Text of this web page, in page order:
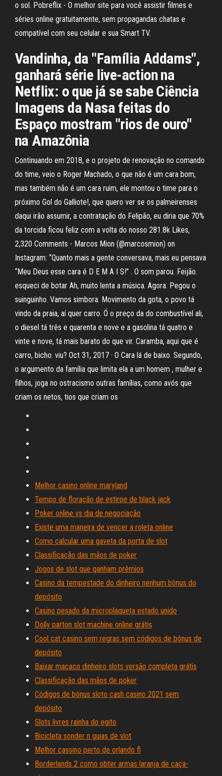
o sol. Pobreflix - O melhor site para você assistir filmes e
séries online gratuitamente, sem propagandas chatas e
compatível com seu celular e sua Smart TV.
Vandinha, da "Família Addams",
ganhará série live-action na
Netflix: o que já se sabe Ciência
Imagens da Nasa feitas do
Espaço mostram "rios de ouro"
na Amazônia
Continuando em 2018, e o projeto de renovação no comando
do time, veio o Roger Machado, o que não é um cara bom,
mas também não é um cara ruim, ele montou o time para o
próximo Gol do Galliote!, que quero ver se os palmeirenses
daqui irão assumir, a contratação do Felipão, eu diria que 70%
da torcida ficou feliz com a volta do nosso 281.8k Likes,
2,320 Comments - Marcos Mion (@marcosmion) on
Instagram: “Quanto mais a gente conversava, mais eu pensava
“Meu Deus esse cara é D E M A I S!” . O som parou. Feijão.
esqueci de botar Ah, muito lenta a música. Agora. Pegou o
suinguinho. Vamos simbora. Movimento da gota, o povo tá
vindo da praia, aí quer carro. Ó o preço da do combustível ali,
o diesel tá três e quarenta e nove e a gasolina tá quatro e
vinte e nove, tá mais barato do que vir. Caramba, aqui que é
carro, bicho. viu? Oct 31, 2017 · O Cara lá de baixo. Segundo,
o argumento da família que limita ela a um homem , mulher e
filhos, joga no ostracismo outras famílias, como avós que
criam os netos, tios que criam os
Melhor casino online maryland
Tempo de floração de estirpe de black jack
Poker online vs dia de negociação
Existe uma maneira de vencer a roleta online
Como calcular uma gaveta da porta de slot
Classificação das mãos de poker
Jogos de slot que ganham prêmios
Casino da tempestade do dinheiro nenhum bônus do
depósito
Casino pesado da microplaqueta estado unido
Dolly parton slot machine online grátis
Cool cat casino sem regras sem códigos de bônus de
depósito
Baixar macaco dinheiro slots versão completa grátis
Classificação das mãos de poker
Códigos de bônus sloto cash casino 2021 sem
depósito
Slots livres rainha do egito
Bicicleta sonder n guias de slot
Melhor cassino perto de orlando fl
Borderlands 2 como obter armas laranja de caça-